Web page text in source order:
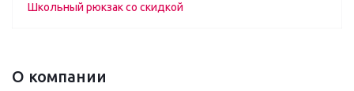
Школьный рюкзак со скидкой
О компании